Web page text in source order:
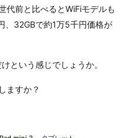
代前と比べるとWiFiモデルも
、32GBで約1万5千円価格が
という感じでしょうか。
ますか？